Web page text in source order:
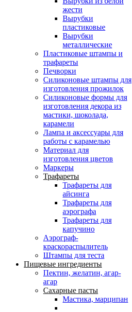
жести
Вырубки
пластиковые
Вырубки
металлические
Пластиковые штампы и
трафареты
Печворки
Силиконовые штампы для
изготовления прожилок
Силиконовые формы для
изготовления декора из
мастики, шоколада,
карамели
Лампа и аксессуары для
работы с карамелью
Материал для
изготовления цветов
Маркеры
Трафареты
Трафареты для
айсинга
Трафареты для
аэрографа
Трафареты для
капучино
Аэрограф-
краскораспылитель
Штампы для теста
Пищевые ингредиенты
Пектин, желатин, агар-
агар
Сахарные пасты
Мастика, марципан